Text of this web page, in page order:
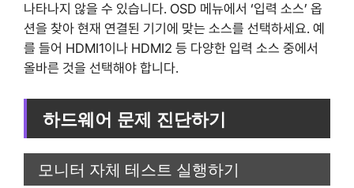
나타나지 않을 수 있습니다. OSD 메뉴에서 ‘입력 소스’ 옵
션을 찾아 현재 연결된 기기에 맞는 소스를 선택하세요. 예
를 들어 HDMI1이나 HDMI2 등 다양한 입력 소스 중에서
올바른 것을 선택해야 합니다.
하드웨어 문제 진단하기
모니터 자체 테스트 실행하기